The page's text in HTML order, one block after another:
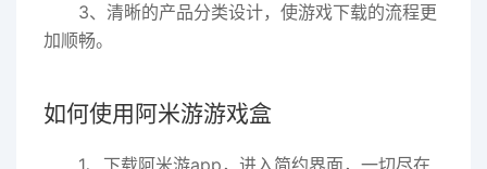
3、清晰的产品分类设计，使游戏下载的流程更
加顺畅。
如何使用阿米游游戏盒
1、下载阿米游app，进入简约界面，一切尽在